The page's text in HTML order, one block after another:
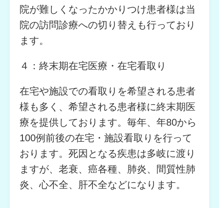
院が難しくなったかかりつけ患者様は当
院の訪問診療への切り替えも行っており
ます。
４：終末期在宅医療・在宅看取り
在宅や施設での看取りを希望される患者
様も多く、希望される患者様に終末期医
療を提供しております。毎年、年80から
100例前後の在宅・施設看取りを行って
おります。死因となる疾患は多岐に渡り
ますが、老衰、癌各種、肺炎、間質性肺
炎、心不全、肝不全などになります。